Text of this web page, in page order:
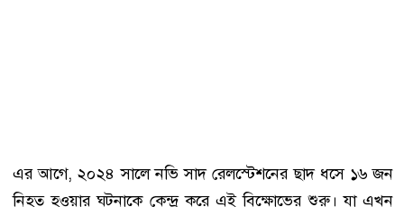
এর আগে, ২০২৪ সালে নভি সাদ রেলস্টেশনের ছাদ ধসে ১৬ জন
নিহত হওয়ার ঘটনাকে কেন্দ্র করে এই বিক্ষোভের শুরু। যা এখন